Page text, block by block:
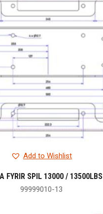
Add to Wishlist
FYRIR SPIL 13000 / 13500LBS
99999010-13